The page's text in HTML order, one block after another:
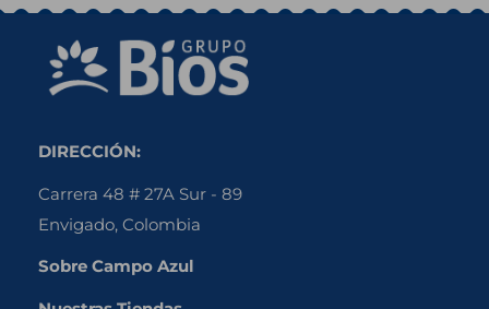
DIRECCIÓN:
Carrera 48 # 27A Sur - 89
Envigado, Colombia
Sobre Campo Azul